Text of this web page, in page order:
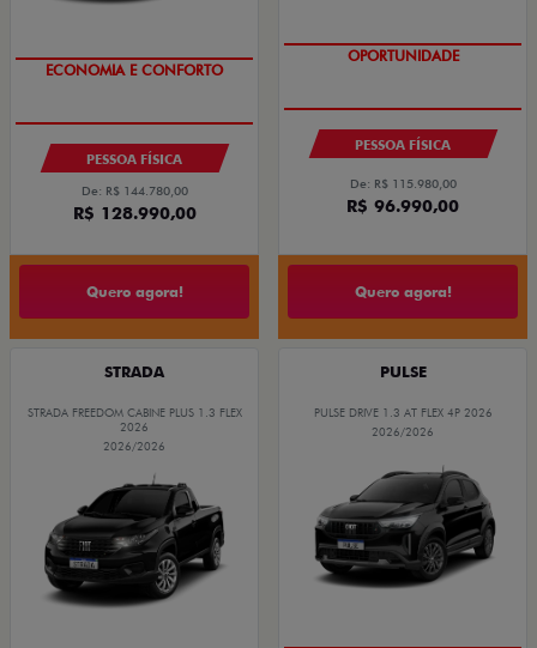
COM USADO NA TROCA
PESSOA FÍSICA
De: R$ 144.780,00
R$ 128.990,00
Quero agora!
COM USADO NA TROCA
PESSOA FÍSICA
De: R$ 115.980,00
R$ 96.990,00
Quero agora!
STRADA
STRADA FREEDOM CABINE PLUS 1.3 FLEX
2026
2026/2026
PULSE
PULSE DRIVE 1.3 AT FLEX 4P 2026
2026/2026